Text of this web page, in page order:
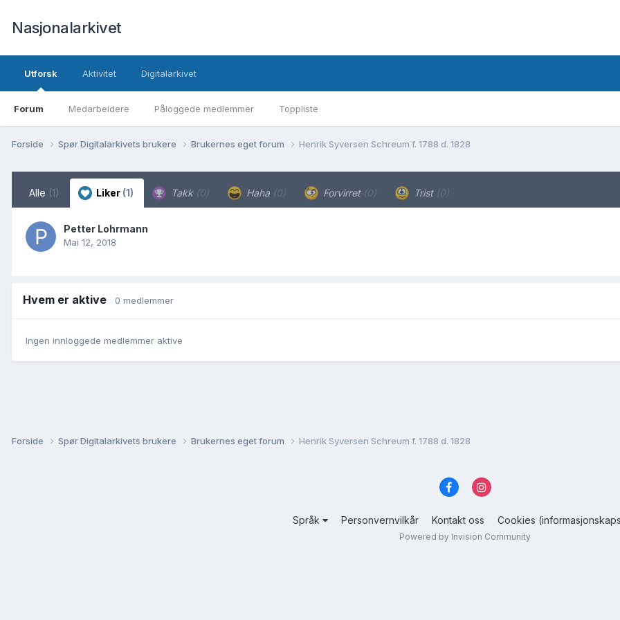
Nasjonalarkivet
Utforsk
Forum Medarbeidere Påloggede medlemmer Toppliste
Aktivitet Digitalarkivet
Forside Spør Digitalarkivets brukere Brukernes eget forum Henrik Syversen Schreum f. 1788 d. 1828
Alle (1) Liker (1) Takk (0) Haha (0) Forvirret (0) Trist (0)
Petter Lohrmann
Mai 12, 2018
Hvem er aktive 0 medlemmer
Ingen innloggede medlemmer aktive
Forside Spør Digitalarkivets brukere Brukernes eget forum Henrik Syversen Schreum f. 1788 d. 1828
Språk Personvernvilkår Kontakt oss Cookies
Powered by Invision Community